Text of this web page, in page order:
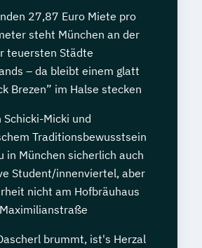
27,87 Euro Miete pro
steht München an der
teuersten Städte
– da bleibt einem glatt
Brezen” im Halse stecken
Schicki-Micki und
Traditionsbewusstsein
in München sicherlich auch
Student/innenviertel, aber
nicht am Hofbräuhaus
brummt, ist's Herzal